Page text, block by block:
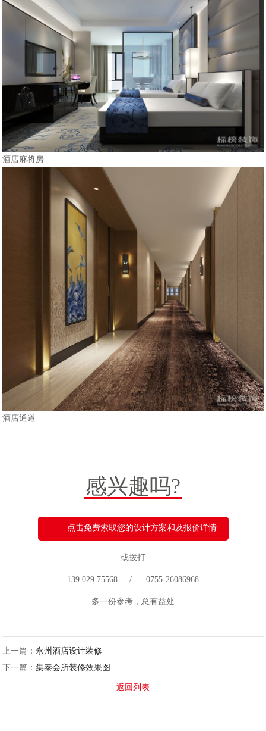
酒店麻将房
酒店通道
感兴趣吗?
点击免费索取您的设计方案和及报价详情
或拨打
139 029 75568 / 0755-26086968
多一份参考，总有益处
上一篇： 永州酒店设计装修
下一篇：集泰会所装修效果图
返回列表